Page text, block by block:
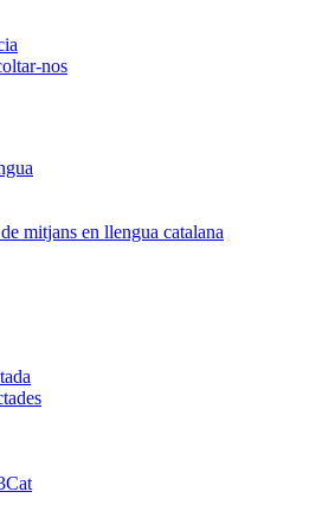
nos
mitjans en llengua catalana